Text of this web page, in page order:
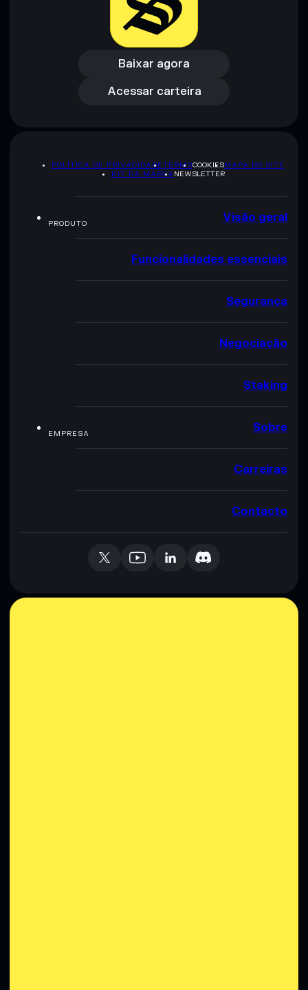
Baixar agora
Baixar agora
Acessar carteira
Acessar carteira
POLÍTICA DE PRIVACIDADETERMSCOOKIESMAPA DO SITE
KIT DA MARCA NEWSLETTER
PRODUTO Visão geral
Funcionalidades essenciais
Segurança
Negociação
Staking
EMPRESA Sobre
Carreiras
Contacto